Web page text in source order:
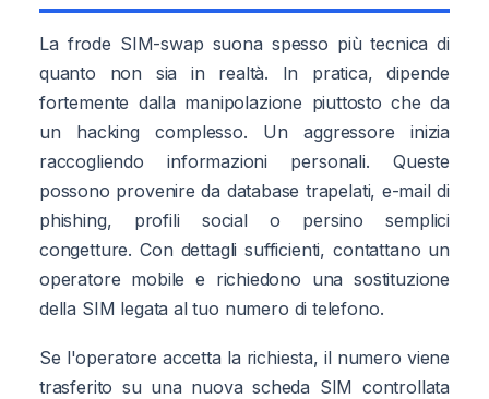
La frode SIM-swap suona spesso più tecnica di
quanto non sia in realtà. In pratica, dipende
fortemente dalla manipolazione piuttosto che da
un hacking complesso. Un aggressore inizia
raccogliendo informazioni personali. Queste
possono provenire da database trapelati, e-mail di
phishing, profili social o persino semplici
congetture. Con dettagli sufficienti, contattano un
operatore mobile e richiedono una sostituzione
della SIM legata al tuo numero di telefono.
Se l'operatore accetta la richiesta, il numero viene
trasferito su una nuova scheda SIM controllata